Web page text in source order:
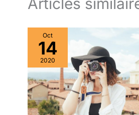
Articles
Oct
14
2020